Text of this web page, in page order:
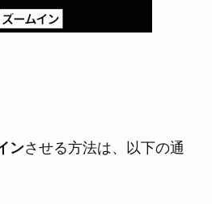
ンさせる方法は、以下の通